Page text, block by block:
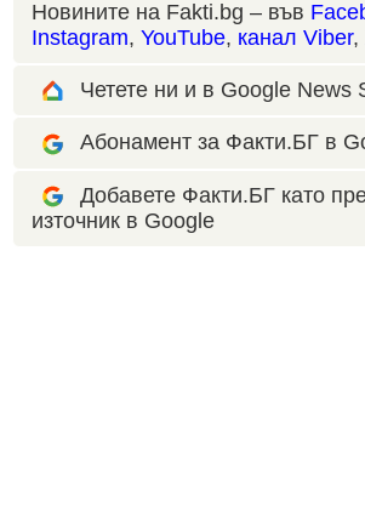
Новините на Fakti.bg – във
Instagram, YouTube, канал Viber,
Четете ни и в Google News
Абонамент за Факти.БГ в
Добавете Факти.БГ като
източник в Google